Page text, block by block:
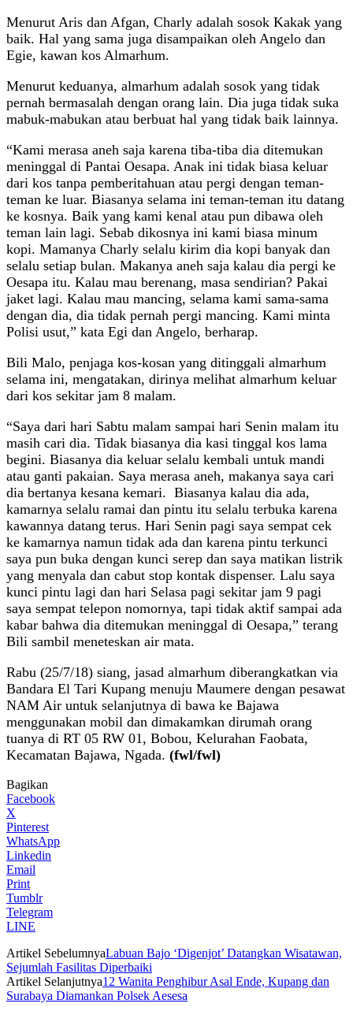
Menurut Aris dan Afgan, Charly adalah sosok Kakak yang
baik. Hal yang sama juga disampaikan oleh Angelo dan
Egie, kawan kos Almarhum.
Menurut keduanya, almarhum adalah sosok yang tidak
pernah bermasalah dengan orang lain. Dia juga tidak suka
mabuk-mabukan atau berbuat hal yang tidak baik lainnya.
“Kami merasa aneh saja karena tiba-tiba dia ditemukan
meninggal di Pantai Oesapa. Anak ini tidak biasa keluar
dari kos tanpa pemberitahuan atau pergi dengan teman-
teman ke luar. Biasanya selama ini teman-teman itu datang
ke kosnya. Baik yang kami kenal atau pun dibawa oleh
teman lain lagi. Sebab dikosnya ini kami biasa minum
kopi. Mamanya Charly selalu kirim dia kopi banyak dan
selalu setiap bulan. Makanya aneh saja kalau dia pergi ke
Oesapa itu. Kalau mau berenang, masa sendirian? Pakai
jaket lagi. Kalau mau mancing, selama kami sama-sama
dengan dia, dia tidak pernah pergi mancing. Kami minta
Polisi usut,” kata Egi dan Angelo, berharap.
Bili Malo, penjaga kos-kosan yang ditinggali almarhum
selama ini, mengatakan, dirinya melihat almarhum keluar
dari kos sekitar jam 8 malam.
“Saya dari hari Sabtu malam sampai hari Senin malam itu
masih cari dia. Tidak biasanya dia kasi tinggal kos lama
begini. Biasanya dia keluar selalu kembali untuk mandi
atau ganti pakaian. Saya merasa aneh, makanya saya cari
dia bertanya kesana kemari. Biasanya kalau dia ada,
kamarnya selalu ramai dan pintu itu selalu terbuka karena
kawannya datang terus. Hari Senin pagi saya sempat cek
ke kamarnya namun tidak ada dan karena pintu terkunci
saya pun buka dengan kunci serep dan saya matikan listrik
yang menyala dan cabut stop kontak dispenser. Lalu saya
kunci pintu lagi dan hari Selasa pagi sekitar jam 9 pagi
saya sempat telepon nomornya, tapi tidak aktif sampai ada
kabar bahwa dia ditemukan meninggal di Oesapa,” terang
Bili sambil meneteskan air mata.
Rabu (25/7/18) siang, jasad almarhum diberangkatkan via
Bandara El Tari Kupang menuju Maumere dengan pesawat
NAM Air untuk selanjutnya di bawa ke Bajawa
menggunakan mobil dan dimakamkan dirumah orang
tuanya di RT 05 RW 01, Bobou, Kelurahan Faobata,
Kecamatan Bajawa, Ngada. (fwl/fwl)
Bagikan
Facebook
X
Pinterest
WhatsApp
Linkedin
Email
Print
Tumblr
Telegram
LINE
Artikel SebelumnyaLabuan Bajo ‘Digenjot’ Datangkan Wisatawan,
Sejumlah Fasilitas Diperbaiki
Artikel Selanjutnya12 Wanita Penghibur Asal Ende, Kupang dan
Surabaya Diamankan Polsek Aesesa